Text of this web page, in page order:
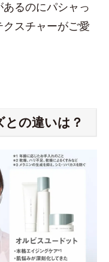
るのにパシャっ
スチャーがご愛
との違いは？